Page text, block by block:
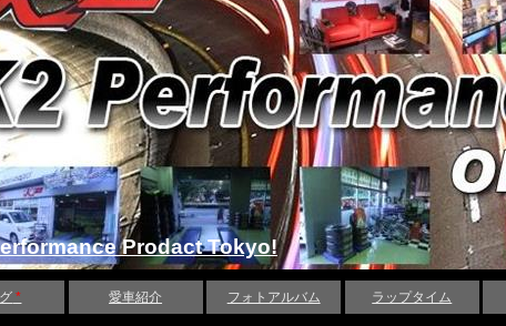
Prodact Tokyo!
* 愛車紹介 フォトアルバム ラップタイム